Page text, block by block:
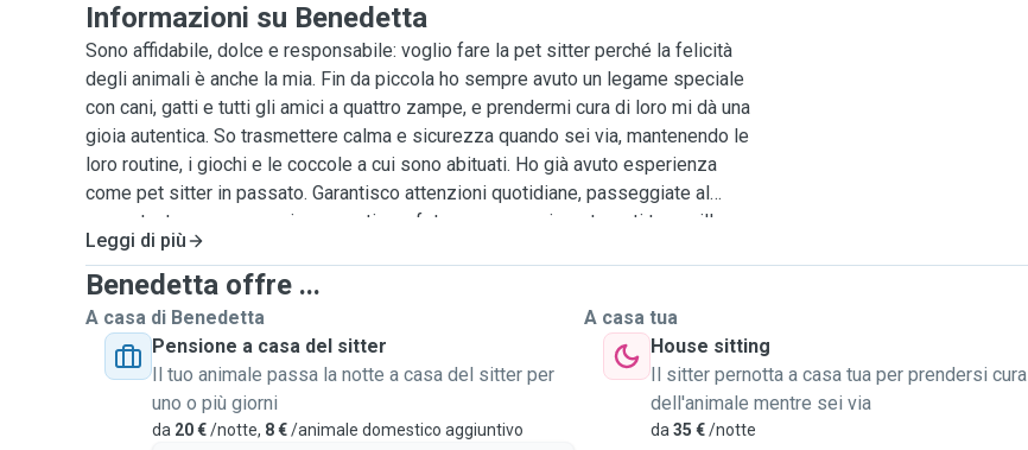
Informazioni su Benedetta
Sono affidabile, dolce e responsabile: voglio fare la pet sitter perché la felicità
degli animali è anche la mia. Fin da piccola ho sempre avuto un legame speciale
con cani, gatti e tutti gli amici a quattro zampe, e prendermi cura di loro mi dà una
gioia autentica. So trasmettere calma e sicurezza quando sei via, mantenendo le
loro routine, i giochi e le coccole a cui sono abituati. Ho già avuto esperienza
come pet sitter in passato. Garantisco attenzioni quotidiane, passeggiate al
parco, tanto amore e aggiornamenti con foto e messaggi per tenerti tranquillo.
Per me ogni pet è unico e merita rispetto, tempo e affetto. Affidarmi il tuo
animale significa lasciarlo in mani sicure, che lo tratteranno come fosse di
famiglia. Ultimo, ma non per importanza, ho un gatto e, nel passato, ho avuto
diversi cani e tartarughe. Ti aspetto per condividere insieme questa esperienza,
non ti resta che provare ciò !
Leggi di più
Benedetta offre ...
A casa di Benedetta
Pensione a casa del sitter
Il tuo animale passa la notte a casa del sitter per
uno o più giorni
da 20 €/notte, 8 €/animale domestico aggiuntivo
A casa tua
House sitting
Il sitter pernotta a casa tua per prendersi cura
dell'animale mentre sei via
da 35 €/notte